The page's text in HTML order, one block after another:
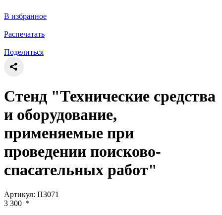
В избранное
Распечатать
Поделиться
Стенд "Технические средства
и оборудование,
применяемые при
проведении поисково-
спасательных работ"
Артикул: П3071
3 300 *